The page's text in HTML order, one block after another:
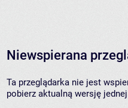
Niewspierana
Ta przeglądarka nie jest
pobierz aktualną wersję